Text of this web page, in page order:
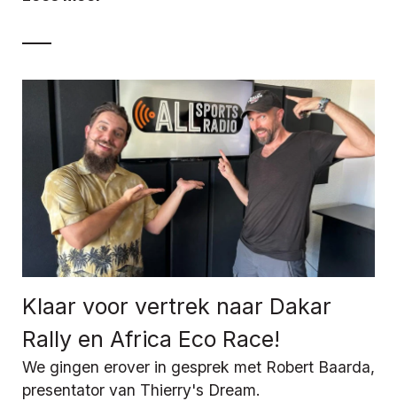
Klaar voor vertrek naar Dakar
Rally en Africa Eco Race!
We gingen erover in gesprek met Robert Baarda,
presentator van Thierry's Dream.